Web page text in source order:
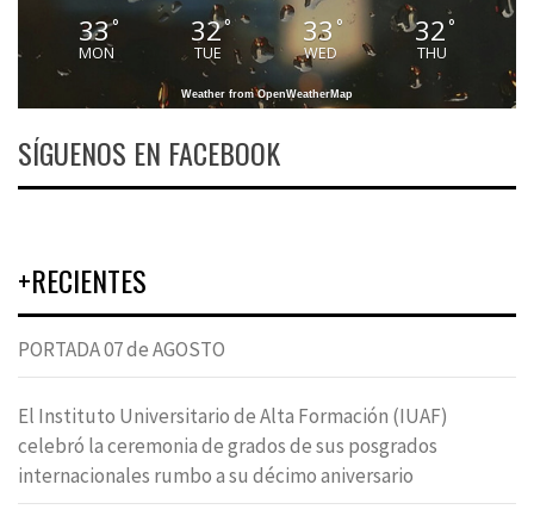
33°
MON
32°
TUE
33 °
WED
32°
THU
Weather from OpenWeatherMap
SÍGUENOS EN FACEBOOK
+RECIENTES
PORTADA 07 de AGOSTO
El Instituto Universitario de Alta Formación (IUAF)
celebró la ceremonia de grados de sus posgrados
internacionales rumbo a su décimo aniversario